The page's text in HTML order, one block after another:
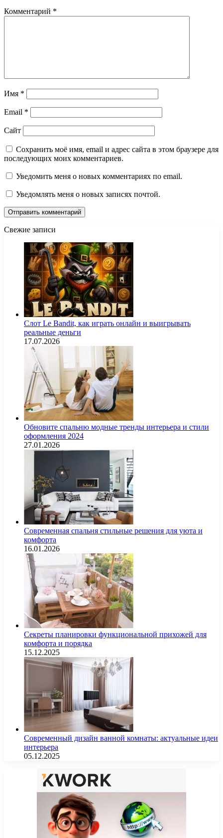
Комментарий *
Имя *
Email *
Сайт
Сохранить моё имя, email и адрес сайта в этом браузере для
последующих моих комментариев.
Уведомить меня о новых комментариях по email.
Уведомлять меня о новых записях почтой.
Свежие записи
Слот Le Bandit, как играть онлайн и выигрывать
реальные деньги
17.07.2026
Обновите спальню модные тренды интерьера и стили
оформления 2024
27.01.2026
Современная спальня стильные решения для уюта и
комфорта
16.01.2026
Секреты планировки функциональной прихожей для
комфорта и порядка
15.12.2025
Современный дизайн ванной комнаты: актуальные идеи
интерьера
05.12.2025